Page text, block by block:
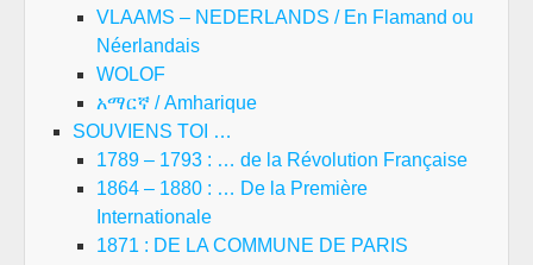
VLAAMS – NEDERLANDS / En Flamand ou
Néerlandais
WOLOF
አማርኛ / Amharique
SOUVIENS TOI …
1789 – 1793 : … de la Révolution Française
1864 – 1880 : … De la Première
Internationale
1871 : DE LA COMMUNE DE PARIS